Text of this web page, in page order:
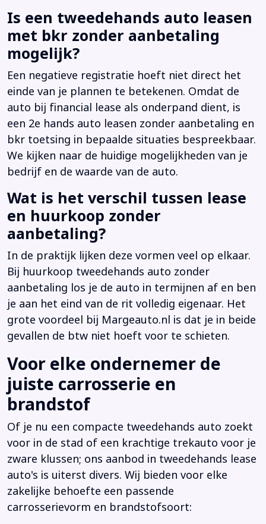
Is een tweedehands auto leasen
met bkr zonder aanbetaling
mogelijk?
Een negatieve registratie hoeft niet direct het
einde van je plannen te betekenen. Omdat de
auto bij financial lease als onderpand dient, is
een 2e hands auto leasen zonder aanbetaling en
bkr toetsing in bepaalde situaties bespreekbaar.
We kijken naar de huidige mogelijkheden van je
bedrijf en de waarde van de auto.
Wat is het verschil tussen lease
en huurkoop zonder
aanbetaling?
In de praktijk lijken deze vormen veel op elkaar.
Bij huurkoop tweedehands auto zonder
aanbetaling los je de auto in termijnen af en ben
je aan het eind van de rit volledig eigenaar. Het
grote voordeel bij Margeauto.nl is dat je in beide
gevallen de btw niet hoeft voor te schieten.
Voor elke ondernemer de
juiste carrosserie en
brandstof
Of je nu een compacte tweedehands auto zoekt
voor in de stad of een krachtige trekauto voor je
zware klussen; ons aanbod in tweedehands lease
auto's is uiterst divers. Wij bieden voor elke
zakelijke behoefte een passende
carrosserievorm en brandstofsoort: